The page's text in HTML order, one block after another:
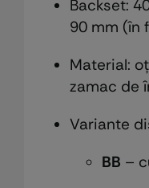
Backset:
90 mm (în
Material:
zamac de
Variante
BB –